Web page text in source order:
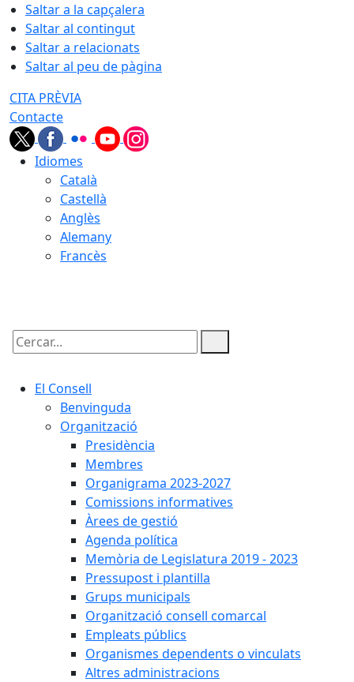
Saltar a la capçalera
Saltar al contingut
Saltar a relacionats
Saltar al peu de pàgina
CITA PRÈVIA
Contacte
Idiomes
Català
Castellà
Anglès
Alemany
Francès
Cercar:
El Consell
Benvinguda
Organització
Presidència
Membres
Organigrama 2023-2027
Comissions informatives
Àrees de gestió
Agenda política
Memòria de Legislatura 2019 - 2023
Pressupost i plantilla
Grups municipals
Organització consell comarcal
Empleats públics
Organismes dependents o vinculats
Altres administracions